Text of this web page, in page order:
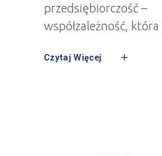
przedsiębiorczość –
współzależność, która
Czytaj Więcej